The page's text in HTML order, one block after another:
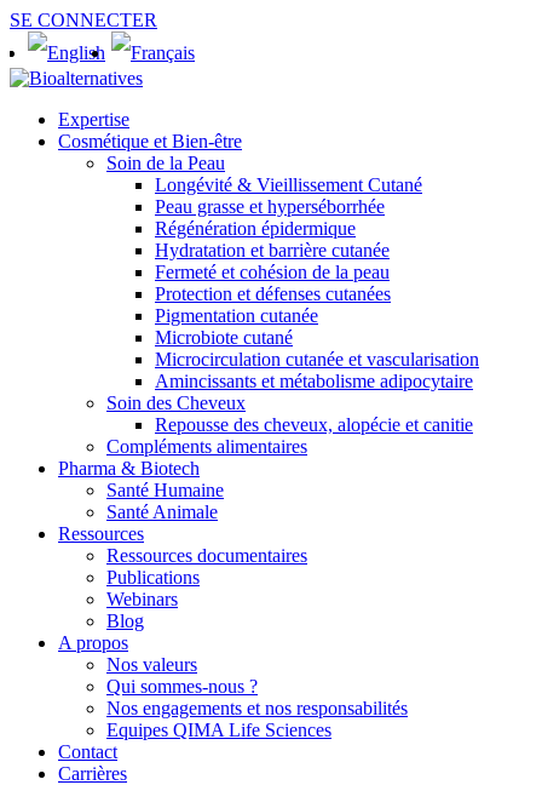
SE CONNECTER
Expertise
Cosmétique et Bien-être
Soin de la Peau
Longévité & Vieillissement Cutané
Peau grasse et hyperséborrhée
Régénération épidermique
Hydratation et barrière cutanée
Fermeté et cohésion de la peau
Protection et défenses cutanées
Pigmentation cutanée
Microbiote cutané
Microcirculation cutanée et vascularisation
Amincissants et métabolisme adipocytaire
Soin des Cheveux
Repousse des cheveux, alopécie et canitie
Compléments alimentaires
Pharma & Biotech
Santé Humaine
Santé Animale
Ressources
Ressources documentaires
Publications
Webinars
Blog
A propos
Nos valeurs
Qui sommes-nous ?
Nos engagements et nos responsabilités
Equipes QIMA Life Sciences
Contact
Carrières